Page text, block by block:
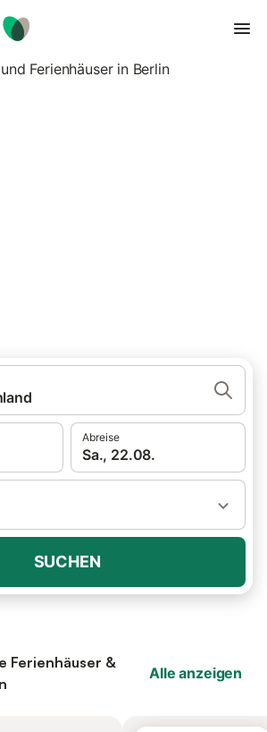
Abreise
Sa., 22.08.
SUCHEN
Ferienhäuser &
Alle anzeigen